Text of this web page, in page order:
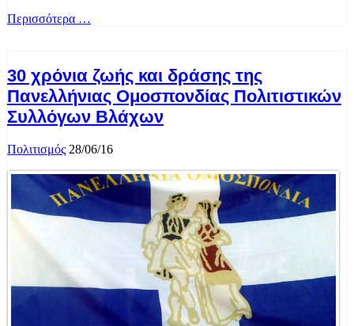
Περισσότερα …
30 χρόνια ζωής και δράσης της
Πανελλήνιας Ομοσπονδίας Πολιτιστικών
Συλλόγων Βλάχων
Πολιτισμός 28/06/16